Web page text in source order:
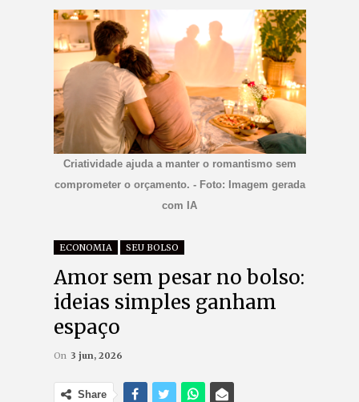
Criatividade ajuda a manter o romantismo sem
comprometer o orçamento. - Foto: Imagem gerada
com IA
ECONOMIA SEU BOLSO
Amor sem pesar no bolso:
ideias simples ganham
espaço
On 3 jun, 2026
Share